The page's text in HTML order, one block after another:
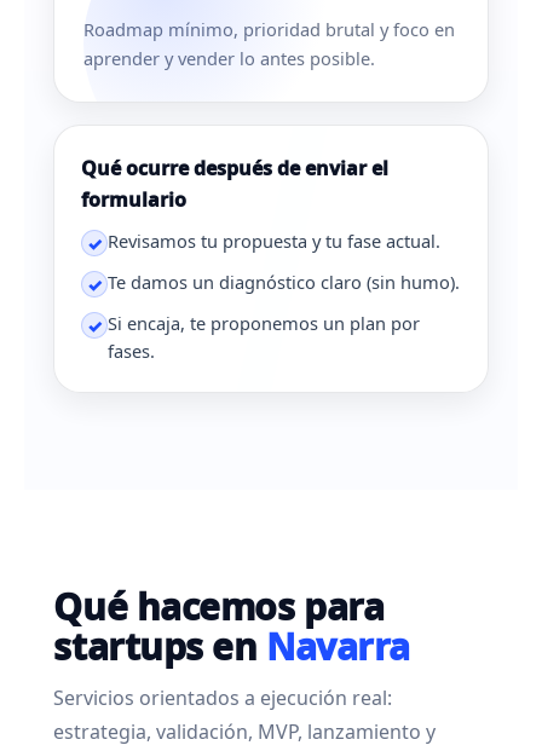
Roadmap mínimo, prioridad brutal y foco en
aprender y vender lo antes posible.
Qué ocurre después de enviar el
formulario
✓ Revisamos tu propuesta y tu fase actual.
✓ Te damos un diagnóstico claro (sin humo).
✓ Si encaja, te proponemos un plan por
fases.
Qué hacemos para
startups en Navarra
Servicios orientados a ejecución real:
estrategia, validación, MVP, lanzamiento y